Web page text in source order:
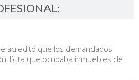
acreditó que los demandados
ilícita que ocupaba inmuebles de